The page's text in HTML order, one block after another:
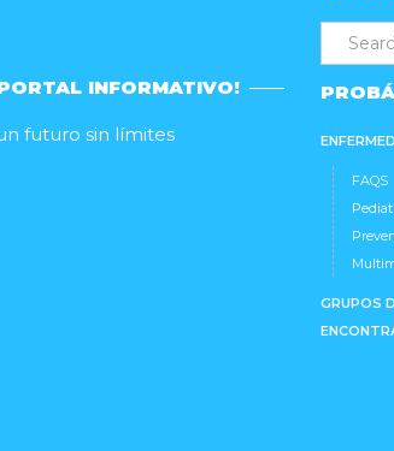
INFORMATIVO!
futuro sin límites
FAQS
GRUPOS